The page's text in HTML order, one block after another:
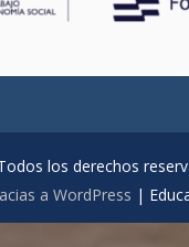
los derechos
a WordPress |